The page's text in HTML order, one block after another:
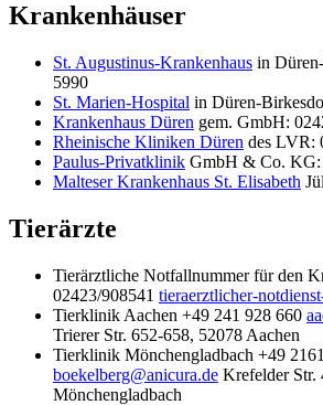
Krankenhäuser
St. Augustinus-Krankenhaus in
5990
St. Marien-Hospital in Düren-
Krankenhaus Düren gem. GmbH:
Rheinische Kliniken Düren des LVR:
Paulus-Privatklinik GmbH & Co. KG:
Malteser Krankenhaus St. Elisabeth
Tierärzte
Tierärztliche Notfallnummer für den
02423/908541 tieraerztlicher-
Tierklinik Aachen +49 241 928 660
Trierer Str. 652-658, 52078 Aachen
Tierklinik Mönchengladbach +49
boekelberg@anicura.de Krefelder Str.
Mönchengladbach